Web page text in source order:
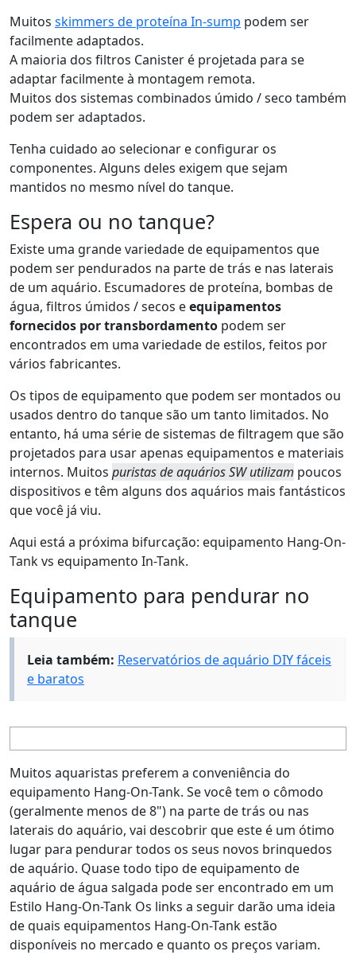
Muitos skimmers de proteína In-sump podem ser
facilmente adaptados.
A maioria dos filtros Canister é projetada para se
adaptar facilmente à montagem remota.
Muitos dos sistemas combinados úmido / seco também
podem ser adaptados.
Tenha cuidado ao selecionar e configurar os
componentes. Alguns deles exigem que sejam
mantidos no mesmo nível do tanque.
Espera ou no tanque?
Existe uma grande variedade de equipamentos que
podem ser pendurados na parte de trás e nas laterais
de um aquário. Escumadores de proteína, bombas de
água, filtros úmidos / secos eequipamentos
fornecidos por transbordamento podem ser
encontrados em uma variedade de estilos, feitos por
vários fabricantes.
Os tipos de equipamento que podem ser montados ou
usados dentro do tanque são um tanto limitados. No
entanto, há uma série de sistemas de filtragem que são
projetados para usar apenas equipamentos e materiais
internos. Muitos puristas de aquários SW utilizam poucos
dispositivos e têm alguns dos aquários mais fantásticos
que você já viu.
Aqui está a próxima bifurcação: equipamento Hang-On-
Tank vs equipamento In-Tank.
Equipamento para pendurar no
tanque
Leia também: Reservatórios de aquário DIY fáceis
e baratos
Muitos aquaristas preferem a conveniência do
equipamento Hang-On-Tank. Se você tem o cômodo
(geralmente menos de 8") na parte de trás ou nas
laterais do aquário, vai descobrir que este é um ótimo
lugar para pendurar todos os seus novos brinquedos
de aquário. Quase todo tipo de equipamento de
aquário de água salgada pode ser encontrado em um
Estilo Hang-On-Tank Os links a seguir darão uma ideia
de quais equipamentos Hang-On-Tank estão
disponíveis no mercado e quanto os preços variam.